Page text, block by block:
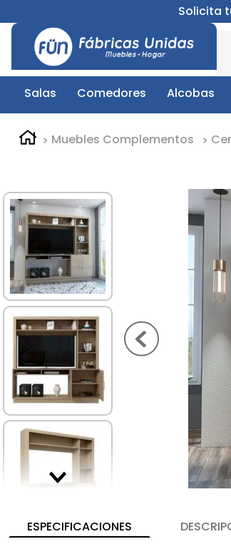
Solicita
Salas Comedores Alcobas
Muebles Complementos
ESPECIFICACIONES